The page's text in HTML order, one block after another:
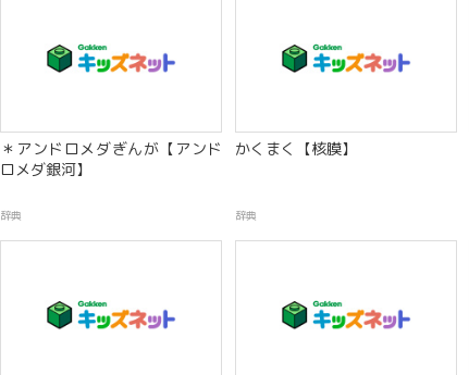
＊アンドロメダぎんが【アンド
ロメダ銀河】
辞典
かくまく【核膜】
辞典